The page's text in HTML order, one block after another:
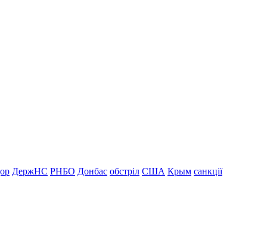
ДержНС РНБО Донбас обстріл США Крым санкції